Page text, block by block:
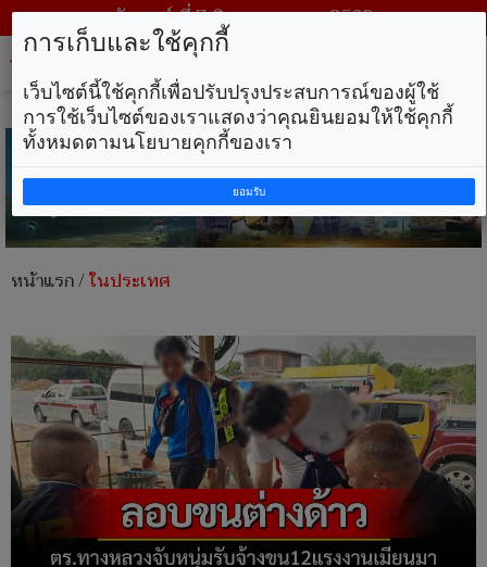
วันศุกร์ ที่ 7 สิงหาคม พ.ศ. 2569
หน้าแรก/ในประเทศ
การเก็บและใช้คุกกี้
เว็บไซต์นี้ใช้คุกกี้เพื่อปรับปรุงประสบการณ์ของผู้ใช้
การใช้เว็บไซต์ของเราแสดงว่าคุณยินยอมให้ใช้คุกกี้
ทั้งหมดตามนโยบายคุกกี้ของเรา
ยอมรับ